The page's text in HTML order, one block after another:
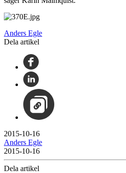
Anders Egle
Dela artikel
2015-10-16
Anders Egle
2015-10-16
Dela artikel